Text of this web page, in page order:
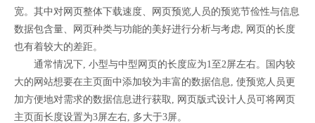
宽。其中对网页整体下载速度、网页预览人员的预览节俭性与信息
数据包含量、网页种类与功能的美好进行分析与考虑, 网页的长度
也有着较大的差距。
通常情况下, 小型与中型网页的长度应为1至2屏左右。国内较
大的网站想要在主页面中添加较为丰富的数据信息, 使预览人员更
加方便地对需求的数据信息进行获取, 网页版式设计人员可将网页
主页面长度设置为3屏左右, 多大于3屏。